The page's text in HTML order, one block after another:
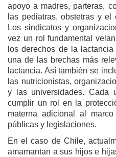
apoyo a madres, parteras,
las pediatras, obstetras y
Los sindicatos y
vez un rol fundamental
los derechos de la
una de las brechas más
lactancia. Así también se
las nutricionistas,
y las universidades. Cada
cumplir un rol en la
materna adicional al
públicas y legislaciones.
En el caso de Chile,
amamantan a sus hijos e